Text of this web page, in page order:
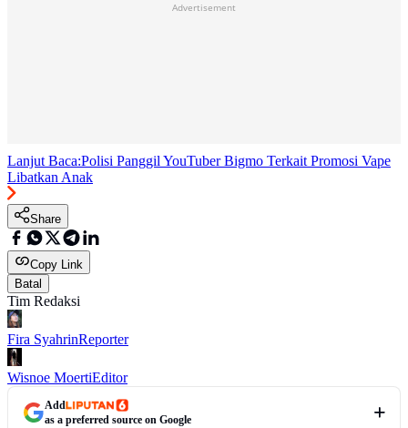
Advertisement
Lanjut Baca:Polisi Panggil YouTuber Bigmo Terkait Promosi Vape
Libatkan Anak
Share
Copy Link
Batal
Tim Redaksi
Fira SyahrinReporter
Wisnoe MoertiEditor
Add
as a preferred source on Google